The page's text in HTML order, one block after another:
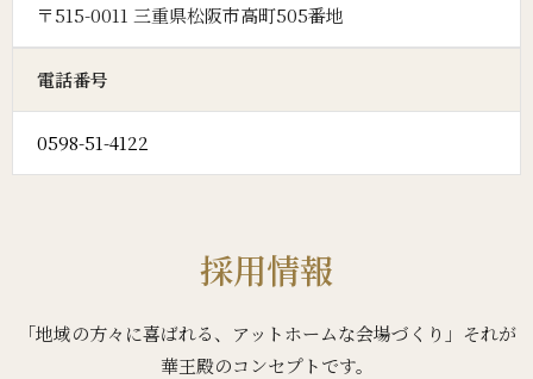
〒515-0011 三重県松阪市高町505番地
電話番号
0598-51-4122
採用情報
「地域の方々に喜ばれる、アットホームな会場づくり」それが
華王殿のコンセプトです。